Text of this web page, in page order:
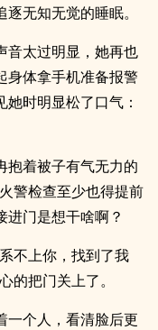
无知无觉的睡眠。
音太过明显，她再也
身体拿手机准备报警
时明显松了口气：
抱着被子有气无力的
警检查至少也得提前
门是想干啥啊？
不上你，找到了我
的把门关上了。
一个人，看清脸后更